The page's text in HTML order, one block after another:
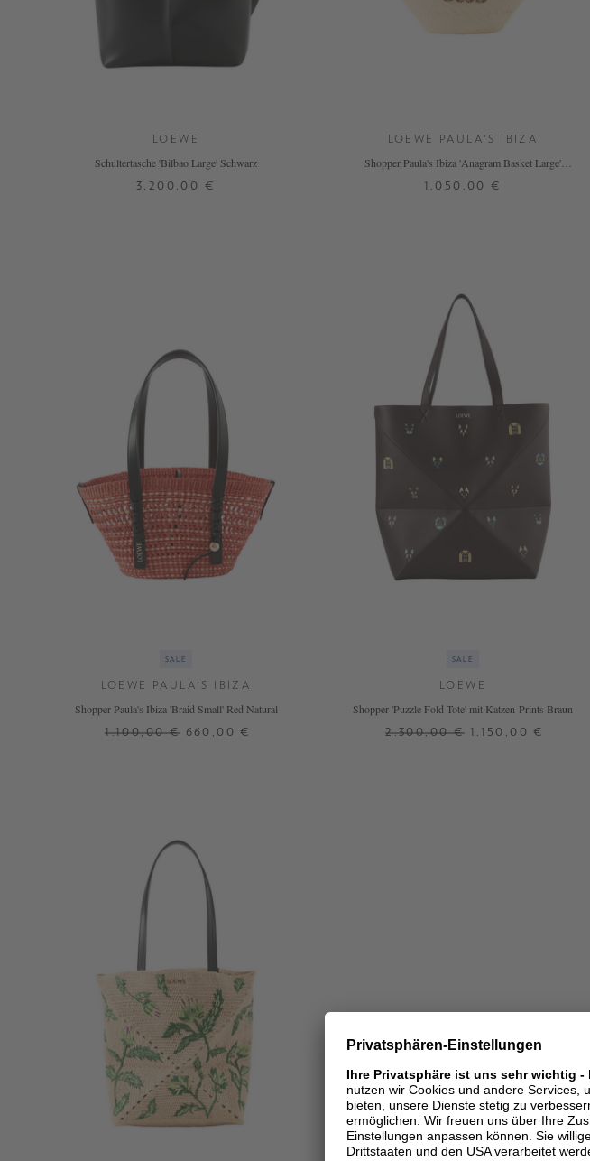
LOEWE
Schultertasche 'Bilbao Large' Schwarz
3.200,00 €
LOEWE PAULA'S IBIZA
Shopper Paula's Ibiza 'Anagram Basket Large'
1.050,00 €
SALE
LOEWE PAULA'S IBIZA
Shopper Paula's Ibiza 'Braid Small' Red Natural
1.100,00 € 660,00 €
SALE
LOEWE
Shopper 'Puzzle Fold Tote' mit Katzen-Prints Braun
2.300,00 € 1.150,00 €